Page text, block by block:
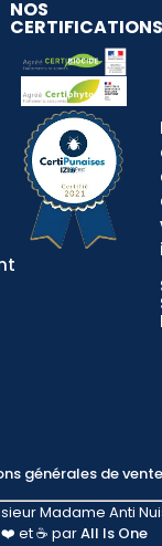
NOS
CERTIFICATIONS
générales de
Madame Anti
❤️ et ☕ parAll Is One